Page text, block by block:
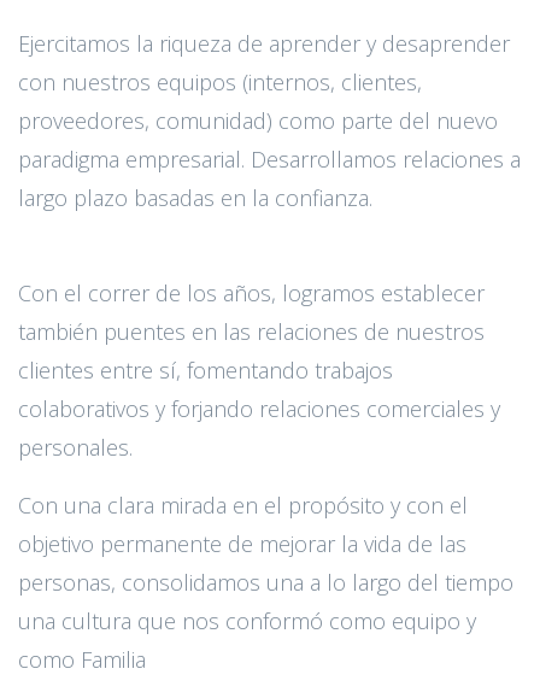
Ejercitamos la riqueza de aprender y desaprender
con nuestros equipos (internos, clientes,
proveedores, comunidad) como parte del nuevo
paradigma empresarial. Desarrollamos relaciones a
largo plazo basadas en la confianza.
Con el correr de los años, logramos establecer
también puentes en las relaciones de nuestros
clientes entre sí, fomentando trabajos
colaborativos y forjando relaciones comerciales y
personales.
Con una clara mirada en el propósito y con el
objetivo permanente de mejorar la vida de las
personas, consolidamos una a lo largo del tiempo
una cultura que nos conformó como equipo y
como Familia